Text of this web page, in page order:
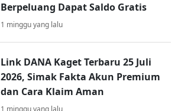
Berpeluang Dapat Saldo Gratis
1 minggu yang lalu
Link DANA Kaget Terbaru 25 Juli
2026, Simak Fakta Akun Premium
dan Cara Klaim Aman